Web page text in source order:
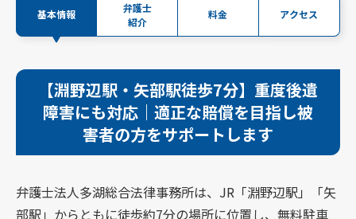
基本情報
弁護士
紹介
料金 アクセス
【淵野辺駅・矢部駅徒歩7分】重度後遺
障害にも対応｜適正な賠償を目指し被
害者の方をサポートします
弁護士法人多湖総合法律事務所は、JR「淵野辺駅」「矢
部駅」からともに徒歩約7分の場所に位置し、無料駐車